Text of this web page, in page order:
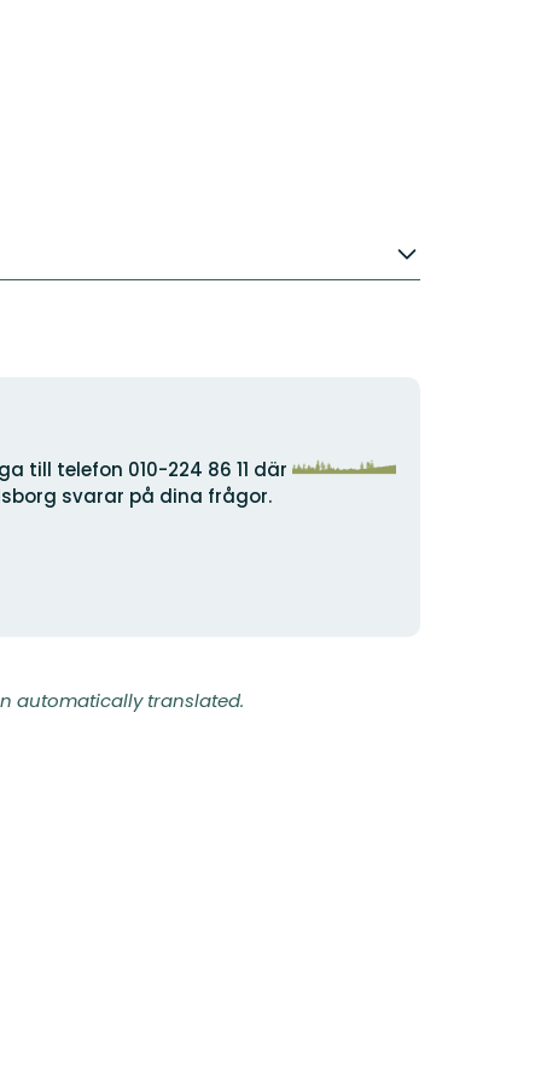
till telefon 010-224 86 11 där
svarar på dina frågor.
Organization
automatically translated.